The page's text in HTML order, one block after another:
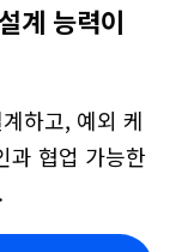
계 능력이
하고, 예외 케
과 협업 가능한